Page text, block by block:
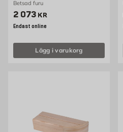
Betsad furu
Pris 2073 kr
2 073 KR
Endast online
Lägg i varukorg